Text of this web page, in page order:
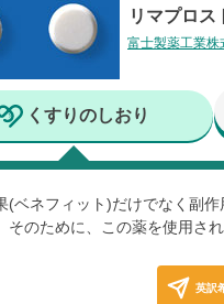
リマプロス
富士製薬工業株
くすりのしおり
(ベネフィット)だけでなく副
そのために、この薬を使用さ
英訳